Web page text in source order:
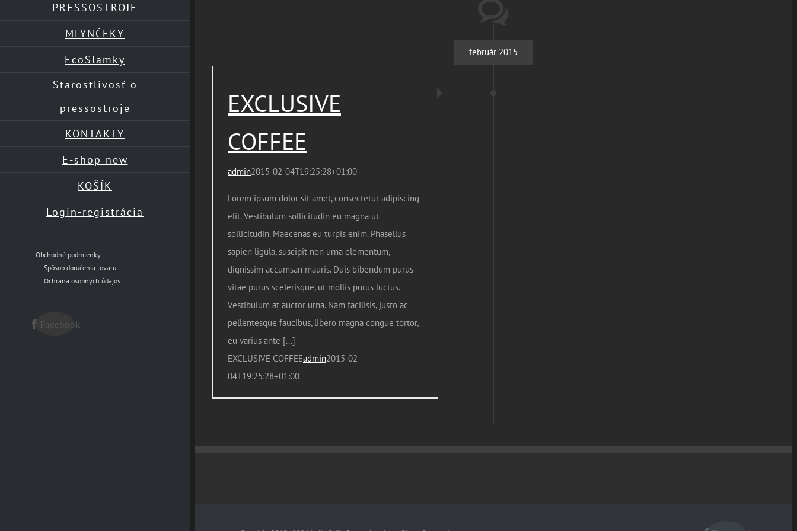
PRESSOSTROJE
MLYNČEKY
EcoSlamky
Starostlivosť o
pressostroje
KONTAKTY
E-shop new
KOŠÍK
Login-registrácia
Obchodné podmienky
Spôsob doručenia tovaru
Ochrana osobných údajov
Facebook
február 2015
EXCLUSIVE
COFFEE
admin2015-02-04T19:25:28+01:00
Lorem ipsum dolor sit amet, consectetur adipiscing
elit. Vestibulum sollicitudin eu magna ut
sollicitudin. Maecenas eu turpis enim. Phasellus
sapien ligula, suscipit non urna elementum,
dignissim accumsan mauris. Duis bibendum purus
vitae purus scelerisque, ut mollis purus luctus.
Vestibulum at auctor urna. Nam facilisis, justo ac
pellentesque faucibus, libero magna congue tortor,
eu varius ante [...]
EXCLUSIVE COFFEEadmin2015-02-
04T19:25:28+01:00